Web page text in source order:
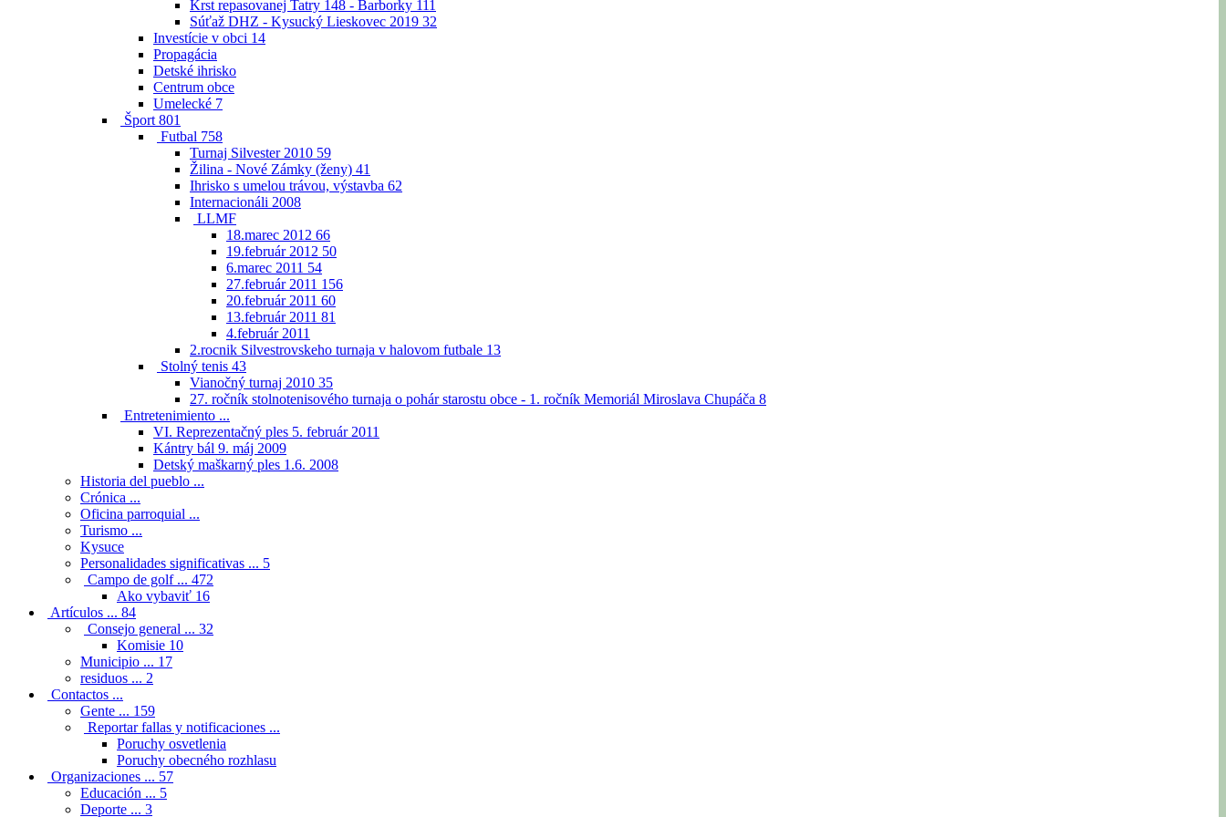
Krst repasovanej Tatry 148 - Barborky 111
Súťaž DHZ - Kysucký Lieskovec 2019 32
Investície v obci 14
Propagácia
Detské ihrisko
Centrum obce
Umelecké 7
Šport 801
Futbal 758
Turnaj Silvester 2010 59
Žilina - Nové Zámky (ženy) 41
Ihrisko s umelou trávou, výstavba 62
Internacionáli 2008
LLMF
18.marec 2012 66
19.február 2012 50
6.marec 2011 54
27.február 2011 156
20.február 2011 60
13.február 2011 81
4.február 2011
2.rocnik Silvestrovskeho turnaja v halovom futbale 13
Stolný tenis 43
Vianočný turnaj 2010 35
27. ročník stolnotenisového turnaja o pohár starostu obce - 1. ročník Memoriál Miroslava Chupáča 8
Entretenimiento ...
VI. Reprezentačný ples 5. február 2011
Kántry bál 9. máj 2009
Detský maškarný ples 1.6. 2008
Historia del pueblo ...
Crónica ...
Oficina parroquial ...
Turismo ...
Kysuce
Personalidades significativas ... 5
Campo de golf ... 472
Ako vybaviť 16
Artículos ... 84
Consejo general ... 32
Komisie 10
Municipio ... 17
residuos ... 2
Contactos ...
Gente ... 159
Reportar fallas y notificaciones ...
Poruchy osvetlenia
Poruchy obecného rozhlasu
Organizaciones ... 57
Educación ... 5
Deporte ... 3